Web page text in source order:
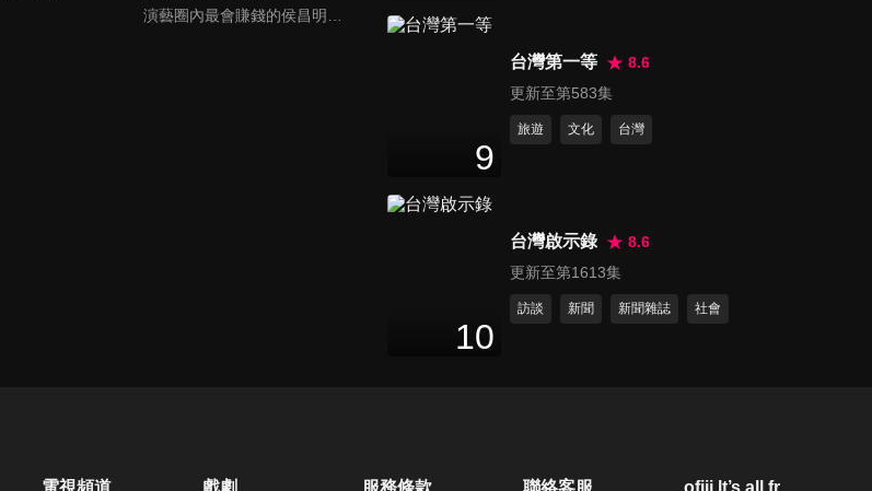
演藝圈內最會賺錢的侯昌明，以親身經歷教你理財；採訪經歷豐沛的黃文華，把所見所聞通通報你哉。不論是理財知識、兩性問題、生活資訊，完全貼近市井小民的所需所求，保證讓你生活過更好！
慘媽媽白操心！
47
第84集 大走光！跟你拼了！好
神媽媽的真面目！
分鐘
9
台灣第一等
8.6
更新至第583集
旅遊 文化 台灣
10
台灣啟示錄
8.6
更新至第1613集
訪談 新聞 新聞雜誌 社會
電視頻道 戲劇 服務條款 聯絡客服